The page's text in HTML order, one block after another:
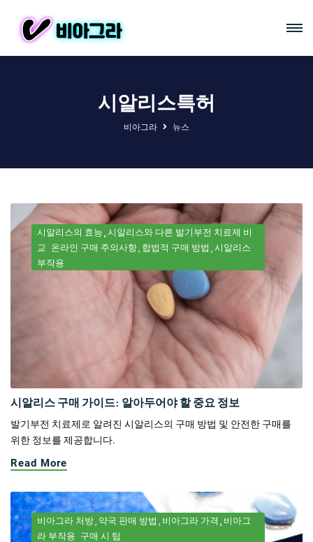
시알리스특허
비아그라 뉴스
시알리스의 효능 시알리스와 다른 발기부전 치료제 비
교 온라인 구매 주의사항 합법적 구매 방법 시알리스
부작용
시알리스 구매 가이드: 알아두어야 할 중요 정보
발기부전 치료제로 알려진 시알리스의 구매 방법 및 안전한 구매를
위한 정보를 제공합니다.
Read More
비아그라 처방 약국 판매 방법 비아그라 가격
비아그
라 부작용 구매 시 팁